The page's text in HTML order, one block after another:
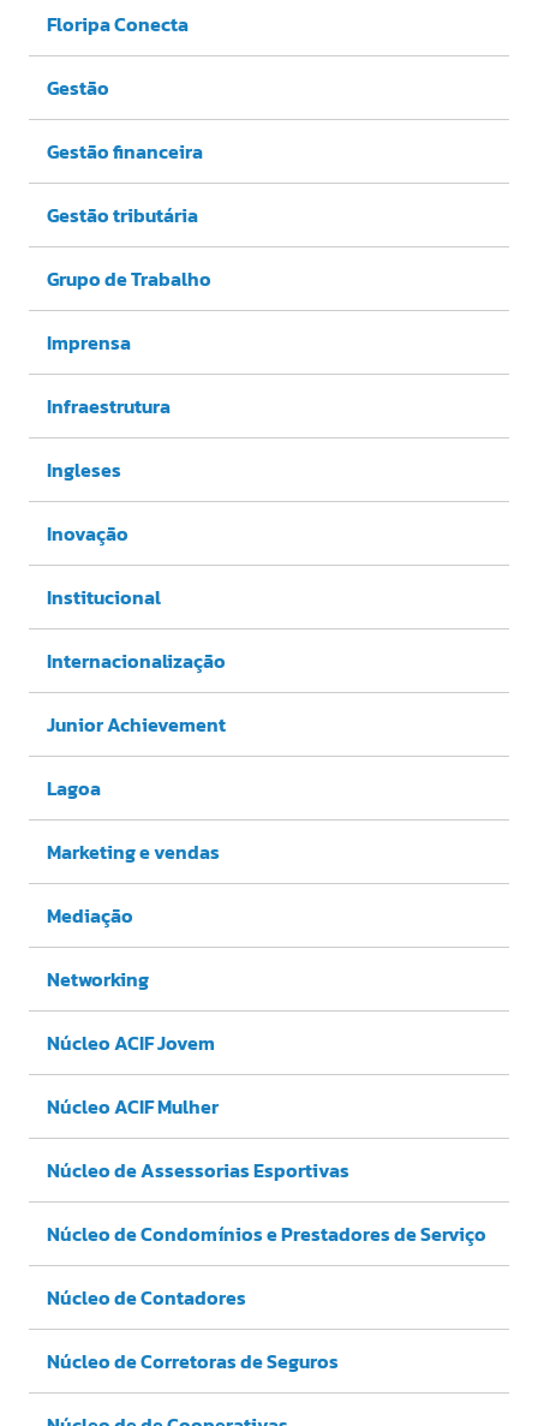
Floripa Conecta
Gestão
Gestão financeira
Gestão tributária
Grupo de Trabalho
Imprensa
Infraestrutura
Ingleses
Inovação
Institucional
Internacionalização
Junior Achievement
Lagoa
Marketing e vendas
Mediação
Networking
Núcleo ACIF Jovem
Núcleo ACIF Mulher
Núcleo de Assessorias Esportivas
Núcleo de Condomínios e Prestadores de Serviço
Núcleo de Contadores
Núcleo de Corretoras de Seguros